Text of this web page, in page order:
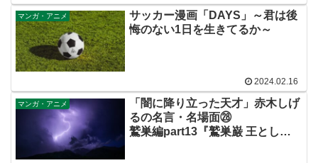
マンガ・アニメ
サッカー漫画「DAYS」～君は後
悔のない1日を生きてるか～
2024.02.16
マンガ・アニメ
「闇に降り立った天才」赤木しげ
るの名言・名場面㉘
鷲巣編part13『鷲巣巌 王として